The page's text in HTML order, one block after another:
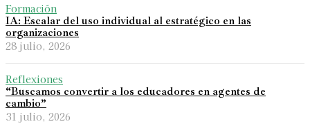
Formación
IA: Escalar del uso individual al estratégico en las
organizaciones
28 julio, 2026
Reflexiones
“Buscamos convertir a los educadores en agentes de
cambio”
31 julio, 2026